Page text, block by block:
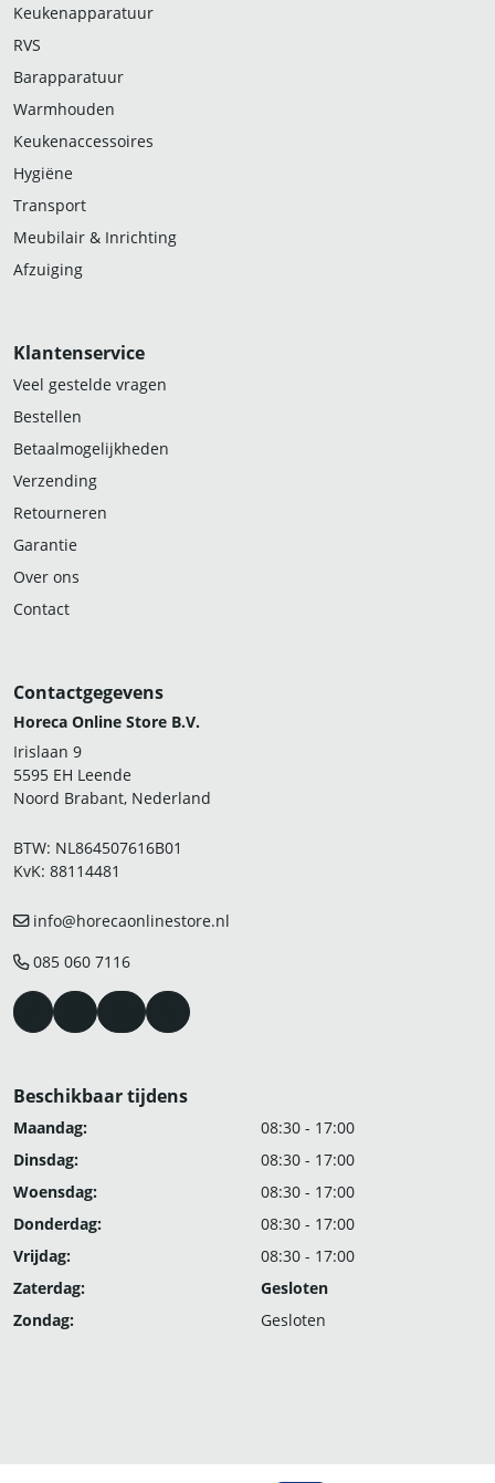
Keukenapparatuur
RVS
Barapparatuur
Warmhouden
Keukenaccessoires
Hygiëne
Transport
Meubilair & Inrichting
Afzuiging
Klantenservice
Veel gestelde vragen
Bestellen
Betaalmogelijkheden
Verzending
Retourneren
Garantie
Over ons
Contact
Contactgegevens
Horeca Online Store B.V.
Irislaan 9
5595 EH Leende
Noord Brabant, Nederland
BTW: NL864507616B01
KvK: 88114481
info@horecaonlinestore.nl
085 060 7116
Beschikbaar tijdens
Maandag:
08:30 - 17:00
Dinsdag:
08:30 - 17:00
Woensdag:
08:30 - 17:00
Donderdag:
08:30 - 17:00
Vrijdag:
08:30 - 17:00
Zaterdag:
Gesloten
Zondag:
Gesloten